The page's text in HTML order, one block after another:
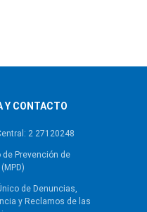
Y CONTACTO
2 27120248
de Prevención de
de Denuncias,
y Reclamos de las